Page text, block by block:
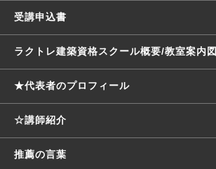
受講申込書
ラクトレ建築資格スクール概要/教室案内図
★代表者のプロフィール
☆講師紹介
推薦の言葉